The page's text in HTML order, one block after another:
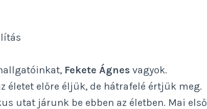
Fekete Ágnes vagyok.
életet előre éljük, de hátrafelé értjük meg.
utat járunk be ebben az életben. Mai első